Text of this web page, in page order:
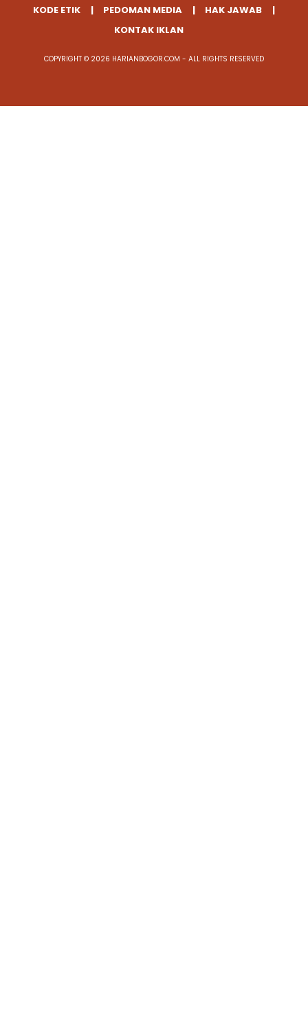
KODE ETIK
PEDOMAN MEDIA
HAK JAWAB
KONTAK IKLAN
COPYRIGHT © 2026 HARIANBOGOR.COM - ALL RIGHTS RESERVED